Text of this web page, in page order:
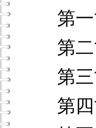
第一
第二
第三
第四